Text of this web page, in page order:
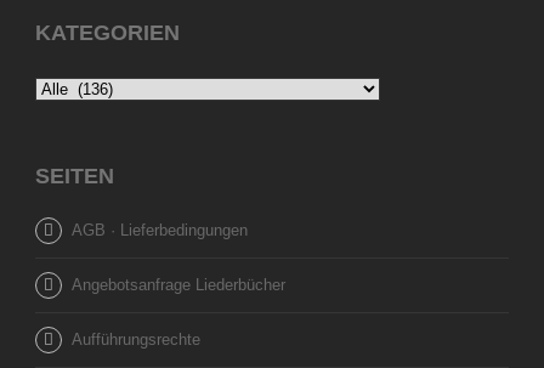
KATEGORIEN
SEITEN
AGB · Lieferbedingungen
Angebotsanfrage Liederbücher
Aufführungsrechte